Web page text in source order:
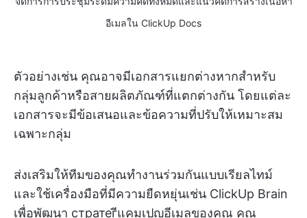
อีเมลใน ClickUp Docs
ตัวอย่างเช่น คุณอาจมีเอกสารแยกต่างหากสำหรับ
กลุ่มลูกค้าหรือสายผลิตภัณฑ์ที่แตกต่างกัน โดยแต่ละ
เอกสารจะมีข้อเสนอและข้อความที่ปรับให้เหมาะสม
เฉพาะกลุ่ม
ส่งเสริมให้ทีมของคุณทำงานร่วมกันแบบเรียลไทม์
และใช้เครื่องมือที่มีความยืดหยุ่นเช่น ClickUp Brain
เพื่อพัฒนา стратегีแคมเปญอีเมลของคุณ คุณ